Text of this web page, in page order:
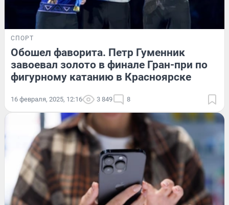
СПОРТ
Обошел фаворита. Петр Гуменник
завоевал золото в финале Гран-при по
фигурному катанию в Красноярске
16 февраля, 2025, 12:16 3 849 8